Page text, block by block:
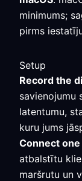
minimums;
pirms
Setup
Record the
savienojumu
latentumu,
kuru jums
Connect
atbalstītu
maršrutu un